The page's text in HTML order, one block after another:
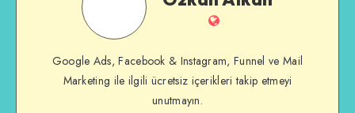
İnternet
Google Ads, Facebook & Instagram, Funnel ve Mail
Marketing ile ilgili ücretsiz içerikleri takip etmeyi
unutmayın.